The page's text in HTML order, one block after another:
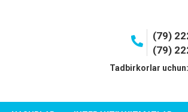
(79)
(79)
Tadbirkorlar uchun: